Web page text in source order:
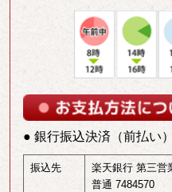
● 銀行振込決済（前払い）
振込先
楽天銀行 第三営
普通 7484570